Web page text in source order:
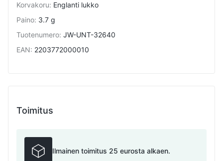
Korvakoru: Englanti lukko
Paino: 3.7 g
Tuotenumero: JW-UNT-32640
EAN: 2203772000010
Toimitus
Ilmainen toimitus 25 eurosta alkaen.